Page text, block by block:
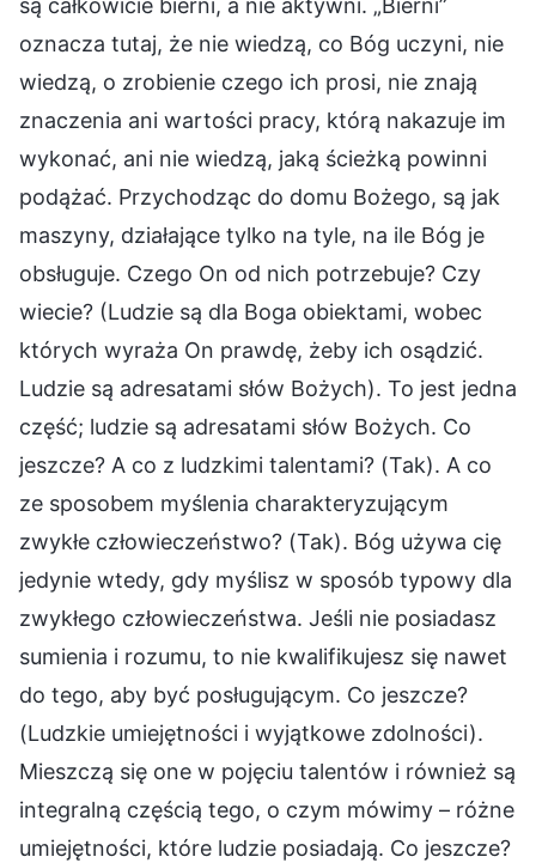
są całkowicie bierni, a nie aktywni. „Bierni”
oznacza tutaj, że nie wiedzą, co Bóg uczyni, nie
wiedzą, o zrobienie czego ich prosi, nie znają
znaczenia ani wartości pracy, którą nakazuje im
wykonać, ani nie wiedzą, jaką ścieżką powinni
podążać. Przychodząc do domu Bożego, są jak
maszyny, działające tylko na tyle, na ile Bóg je
obsługuje. Czego On od nich potrzebuje? Czy
wiecie? (Ludzie są dla Boga obiektami, wobec
których wyraża On prawdę, żeby ich osądzić.
Ludzie są adresatami słów Bożych). To jest jedna
część; ludzie są adresatami słów Bożych. Co
jeszcze? A co z ludzkimi talentami? (Tak). A co
ze sposobem myślenia charakteryzującym
zwykłe człowieczeństwo? (Tak). Bóg używa cię
jedynie wtedy, gdy myślisz w sposób typowy dla
zwykłego człowieczeństwa. Jeśli nie posiadasz
sumienia i rozumu, to nie kwalifikujesz się nawet
do tego, aby być posługującym. Co jeszcze?
(Ludzkie umiejętności i wyjątkowe zdolności).
Mieszczą się one w pojęciu talentów i również są
integralną częścią tego, o czym mówimy – różne
umiejętności, które ludzie posiadają. Co jeszcze?